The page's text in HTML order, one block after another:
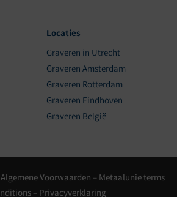
Locaties
Graveren in Utrecht
Graveren Amsterdam
Graveren Rotterdam
Graveren Eindhoven
Graveren België
Voorwaarden – Metaalunie terms
– Privacyverklaring